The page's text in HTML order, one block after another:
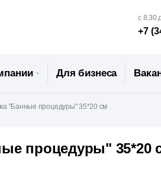
с 8.30
+7
Для бизнеса
"Банные процедуры" 35*20 см
процедуры" 35*20